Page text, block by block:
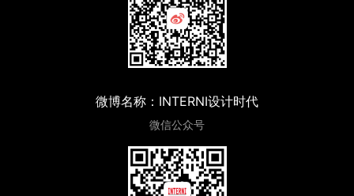
微博名称：INTERNI设计时代
微信公众号